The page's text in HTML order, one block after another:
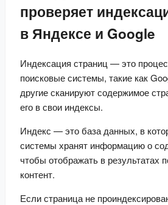
проверяет
в Яндексе и Google
Индексация страниц — это
поисковые системы, такие как
другие сканируют содержимое
его в свои индексы.
Индекс — это база данных, в
системы хранят информацию о
чтобы отображать в результатах
контент.
Если страница не